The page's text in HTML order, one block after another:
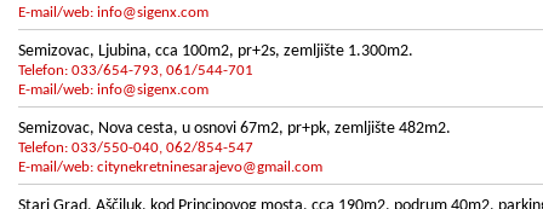
E-mail/web: info@sigenx.com
Semizovac, Ljubina, cca 100m2, pr+2s, zemljište 1.300m2.
Telefon: 033/654-793, 061/544-701
E-mail/web: info@sigenx.com
Semizovac, Nova cesta, u osnovi 67m2, pr+pk, zemljište 482m2.
Telefon: 033/550-040, 062/854-547
E-mail/web: citynekretninesarajevo@gmail.com